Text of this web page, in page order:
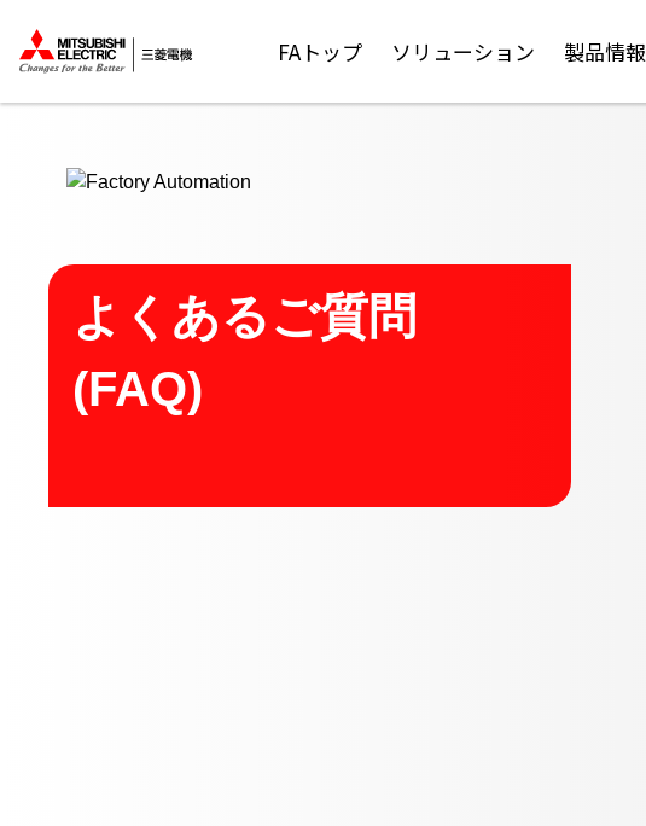
FAトップ ソリューション 製品情報
よくあるご質問
(FAQ)